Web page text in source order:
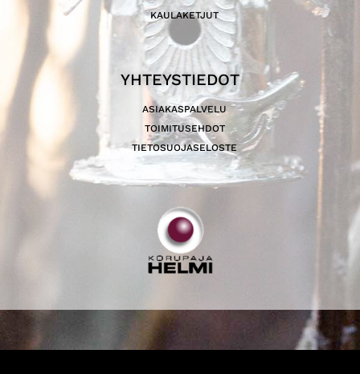
KAULAKETJUT
YHTEYSTIEDOT
ASIAKASPALVELU
TOIMITUSEHDOT
TIETOSUOJASELOSTE